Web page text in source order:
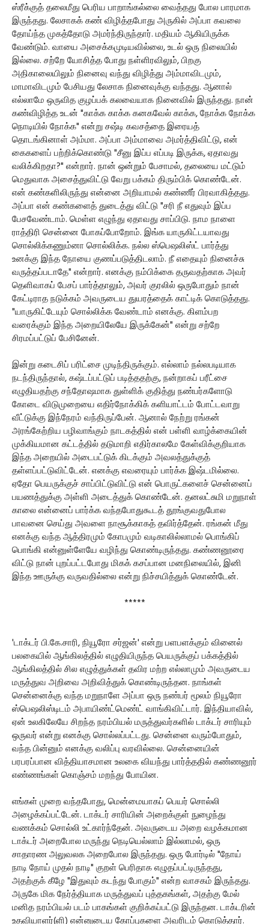
ஸ்ரீக்குத் தலைமீது பெரிய பாறாங்கல்லை வைத்தது போல பாரமாக
இருந்தது. லேசாகக் கண் விழித்தபோது அருகில் அப்பா கவலை
தோய்ந்த முகத்தோடு அமர்ந்திருந்தார். மதியம் ஆகியிருக்க
வேண்டும். வாயை அசைக்கமுடியவில்லை, உடல் ஒரு நிலையில்
இல்லை. சற்றே யோசித்த போது நள்ளிரவிலும், பிறகு
அதிகாலையிலும் நினைவு வந்து விழித்து அம்மாவிடமும்,
மாமாவிடமும் பேசியது லேசாக நினைவுக்கு வந்தது. ஆனால்
எல்லாமே ஒருவித குழப்பக் கலவையாக நினைவில் இருந்தது. நான்
கண்விழித்த உடன் "காக்க காக்க கனகவேல் காக்க, நோக்க நோக்க
நொடியில் நோக்க" என்று சஷ்டி கவசத்தை இரையத்
தொடங்கினாள் அம்மா. அப்பா அம்மாவை அமர்த்திவிட்டு, என்
கைகளைப் பற்றிக்கொண்டு "சீனு இப்ப எப்படி இருக்க, ஏதாவது
வலிக்கிறதா?" என்றார். நான் ஒன்றும் பேசாமல், தலையை மட்டும்
மெதுவாக அசைத்துவிட்டு வேறு பக்கம் திரும்பிக் கொண்டேன்.
என் கண்களிலிருந்து என்னை அறியாமல் கண்ணீர் பிரவாகித்தது.
அப்பா என் கண்களைத் துடைத்து விட்டு "சரி நீ எதுவும் இப்ப
பேசவேண்டாம். மெள்ள எழுந்து ஏதாவது சாப்பிடு. நாம நாளை
ராத்திரி சென்னை போகப்போறோம். இங்க யாருகிட்டயாவது
சொல்லிக்கணும்னா சொல்லிக்க. நல்ல ஸ்பெஷலிஸ்ட் பார்த்து
உனக்கு இந்த நோயை குணப்படுத்திடலாம். நீ எதையும் நினைச்சு
வருத்தப்படாதே" என்றார். எனக்கு நம்பிக்கை தருவதற்காக அவர்
தெளிவாகப் பேசப் பார்த்தாலும், அவர் குரலில் ஒருபோதும் நான்
கேட்டிராத நடுக்கம் அவருடைய துயரத்தைக் காட்டிக் கொடுத்தது.
"யாருகிட்டேயும் சொல்லிக்க வேண்டாம் எனக்கு. கிளம்பற
வரைக்கும் இந்த அறையிலேயே இருக்கேன்" என்று சற்றே
சிரமப்பட்டுப் பேசினேன்.
இன்று கடைசிப் பரிட்சை முடிந்திருக்கும். எல்லாம் நல்லபடியாக
நடந்திருந்தால், கஷ்டப்பட்டுப் படித்ததற்கு, நன்றாகப் பரீட்சை
எழுதியதற்கு சந்தோஷமாக துள்ளிக் குதித்து நண்பர்களோடு
கோடை விடுமுறையை எதிர்நோக்கிக் களியாட்டம் போட்டவாறு
வீட்டுக்கு இந்நேரம் வந்திருப்பேன். ஆனால் நேற்று ரங்கன்
அரங்கேற்றிய பழிவாங்கும் நாடகத்தில் என் பள்ளி வாழ்க்கையின்
முக்கியமான கட்டத்தில் தடுமாறி எதிர்காலமே கேள்விக்குறியாக
இந்த அறையில் அடைபட்டுக் கிடக்கும் அவலத்துக்குத்
தள்ளப்பட்டுவிட்டேன். எனக்கு எவரையும் பார்க்க இஷ்டமில்லை.
ஏதோ பெயருக்குச் சாப்பிட்டுவிட்டு என் பொருட்களைச் சென்னைப்
பயணத்துக்கு அள்ளி அடைத்துக் கொண்டேன். தனலட்சுமி மறுநாள்
காலை என்னைப் பார்க்க வந்தபோதுகூடத் தூங்குவதுபோல
பாவனை செய்து அவளை நாசூக்காகத் தவிர்த்தேன். ரங்கன் மீது
எனக்கு வந்த ஆத்திரமும் கோபமும் வடிகாலில்லாமல் பொங்கிப்
பொங்கி என்னுள்ளேயே வழிந்து கொண்டிருந்தது. கண்ணனூரை
விட்டு நான் புறப்பட்டபோது மிகக் கசப்பான மனநிலையில், இனி
இந்த ஊருக்கு வருவதில்லை என்று நிச்சயித்துக் கொண்டேன்.
*****
'டாக்டர் பி.கே.சாரி, நியூரோ சர்ஜன்' என்று பளபளக்கும் வினைல்
பலகையில் ஆங்கிலத்தில் எழுதியிருந்த பெயருக்குப் பக்கத்தில்
ஆங்கிலத்தில் சில எழுத்துக்கள் தவிர மற்ற எல்லாமும் அவருடைய
மருத்துவ அறிவை அறிவித்துக் கொண்டிருந்தன. நாங்கள்
சென்னைக்கு வந்த மறுநாளே அப்பா ஒரு நண்பர் மூலம் நியூரோ
ஸ்பெஷலிஸ்டிடம் அபாயிண்ட்மெண்ட் வாங்கிவிட்டார். இந்தியாவில்,
ஏன் உலகிலேயே சிறந்த நரம்பியல் மருத்துவர்களில் டாக்டர் சாரியும்
ஒருவர் என்று எனக்கு சொல்லப்பட்டது. சென்னை வரும்போதும்,
வந்த பின்னும் எனக்கு வலிப்பு வரவில்லை. சென்னையின்
பரபரப்பான வித்தியாசமான உலகை வியந்து பார்த்ததில் கண்ணனூர்
எண்ணங்கள் கொஞ்சம் மறந்து போயின.
எங்கள் முறை வந்தபோது, மென்மையாகப் பெயர் சொல்லி
அழைக்கப்பட்டேன். டாக்டர் சாரியின் அறைக்குள் நுழைந்து
வணக்கம் சொல்லி உட்கார்ந்தேன். அவருடைய அறை வழக்கமான
டாக்டர் அறைபோல மருந்து நெடியெல்லாம் இல்லாமல், ஒரு
சாதாரண அலுவலக அறைபோல இருந்தது. ஒரு போர்டில் "நோய்
நாடி நோய் முதல் நாடி" குறள் பெரிதாக எழுதப்பட்டிருந்தது,
அதற்குக் கீழே "இதுவும் கடந்து போகும்" என்ற வாசகம் இருந்தது.
அருகே மிக நேர்த்தியாக மருத்துவப் புத்தகங்கள், அதற்கு மேல்
மனித நரம்பியல் படம் பாகங்கள் குறிக்கப்பட்டு இருந்தன. டாக்டரின்
உதவியாளர்(ளி) என்னுடைய கோப்புகளை அவரிடம் கொடுத்தார்.